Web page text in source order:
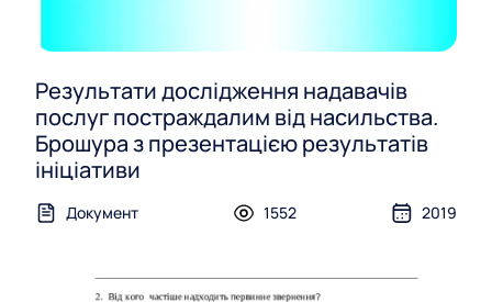
Результати дослідження надавачів
послуг постраждалим від насильства.
Брошура з презентацією результатів
ініціативи
Документ 1552 2019